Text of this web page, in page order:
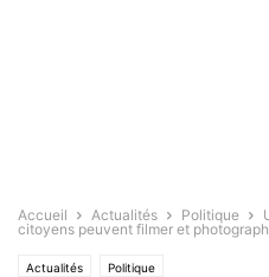
Accueil Actualités Politique
citoyens peuvent filmer et
Actualités Politique